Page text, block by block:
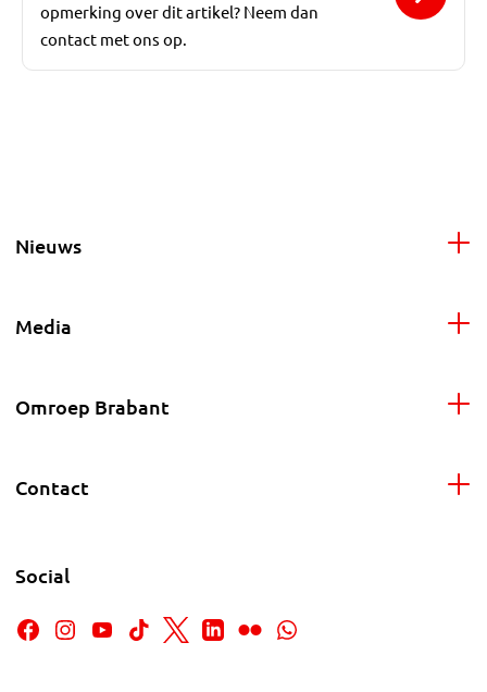
opmerking over dit artikel? Neem dan
contact met ons op.
Nieuws
Media
Omroep Brabant
Contact
Social